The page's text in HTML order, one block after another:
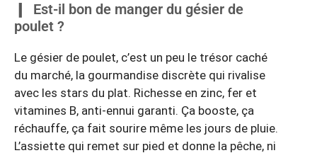
Est-il bon de manger du gésier de
poulet ?
Le gésier de poulet, c’est un peu le trésor caché
du marché, la gourmandise discrète qui rivalise
avec les stars du plat. Richesse en zinc, fer et
vitamines B, anti-ennui garanti. Ça booste, ça
réchauffe, ça fait sourire même les jours de pluie.
L’assiette qui remet sur pied et donne la pêche, ni